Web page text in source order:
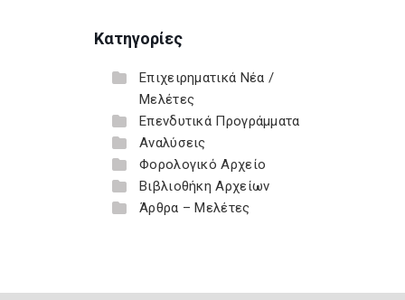
Κατηγορίες
Επιχειρηματικά Νέα /
Μελέτες
Επενδυτικά Προγράμματα
Αναλύσεις
Φορολογικό Αρχείο
Βιβλιοθήκη Αρχείων
Άρθρα – Μελέτες